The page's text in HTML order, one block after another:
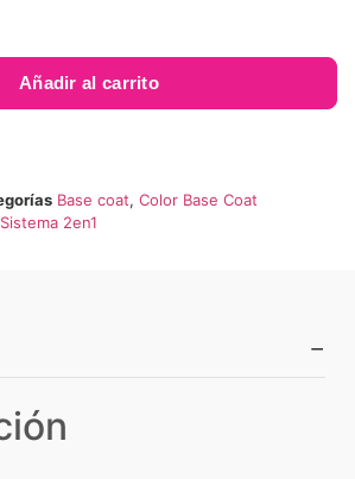
Añadir al carrito
Base coat, Color Base Coat
Sistema 2en1
−